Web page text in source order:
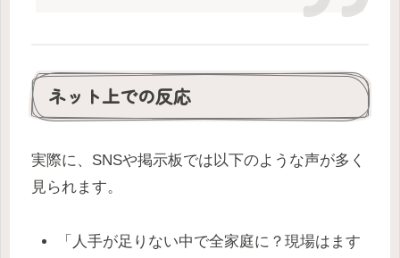
ネット上での反応
実際に、SNSや掲示板では以下のような声が多く
見られます。
「人手が足りない中で全家庭に？現場はます